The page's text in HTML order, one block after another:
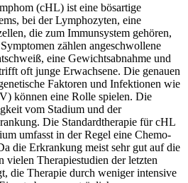
(cHL) ist eine bösartige
bei der Lymphozyten, eine
die zum Immunsystem gehören,
zählen angeschwollene
eine Gewichtsabnahme und
oft junge Erwachsene. Die genauen
Faktoren und Infektionen wie
können eine Rolle spielen. Die
vom Stadium und der
Die Standardtherapie für cHL
umfasst in der Regel eine Chemo-
die Erkrankung meist sehr gut auf die
vielen Therapiestudien der letzten
die Therapie durch weniger intensive